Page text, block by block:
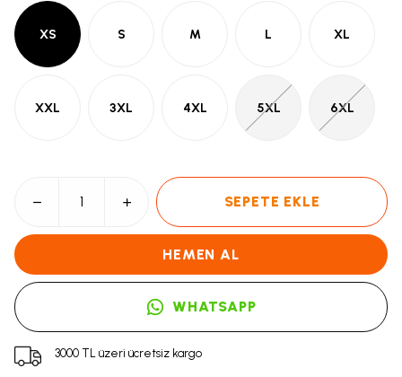
XS S M L XL
XXL 3XL 4XL 5XL 6XL
SEPETE EKLE
HEMEN AL
WHATSAPP
3000 TL üzeri ücretsiz kargo